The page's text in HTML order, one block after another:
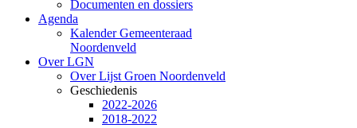
Documenten en dossiers
Agenda
Kalender Gemeenteraad
Noordenveld
Over LGN
Over Lijst Groen Noordenveld
Geschiedenis
2022-2026
2018-2022